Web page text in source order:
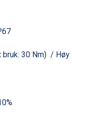
bruk: 30 Nm) / Høy